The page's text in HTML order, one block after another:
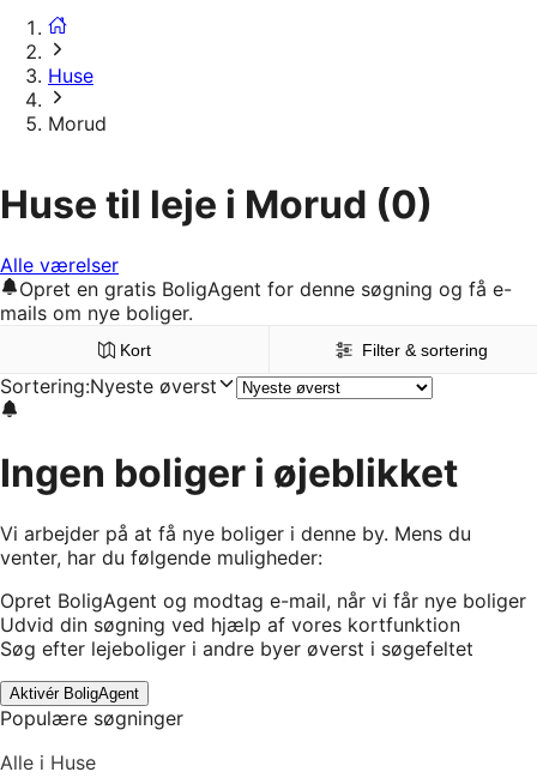
Huse
Morud
Huse til leje i Morud (0)
Alle værelser
Opret en gratis BoligAgent for denne søgning og få e-
mails om nye boliger.
Kort Filter & sortering
Sortering:Nyeste øverst
Ingen boliger i øjeblikket
Vi arbejder på at få nye boliger i denne by. Mens du
venter, har du følgende muligheder:
Opret BoligAgent og modtag e-mail, når vi får nye boliger
Udvid din søgning ved hjælp af vores kortfunktion
Søg efter lejeboliger i andre byer øverst i søgefeltet
Aktivér BoligAgent
Populære søgninger
Alle i Huse